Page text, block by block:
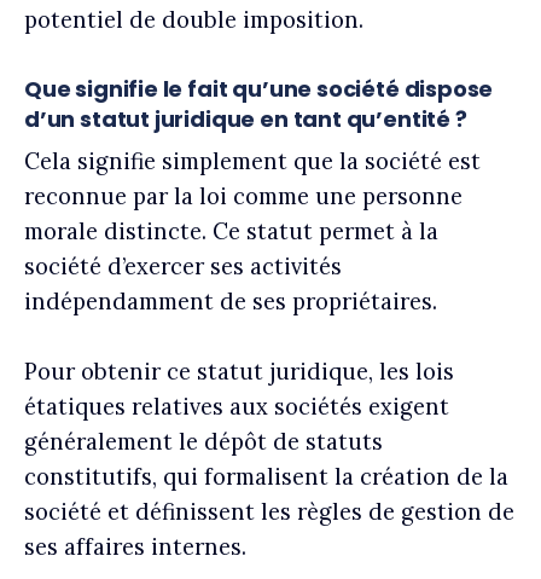
potentiel de double imposition.
Que signifie le fait qu’une société dispose
d’un statut juridique en tant qu’entité ?
Cela signifie simplement que la société est
reconnue par la loi comme une personne
morale distincte. Ce statut permet à la
société d’exercer ses activités
indépendamment de ses propriétaires.
Pour obtenir ce statut juridique, les lois
étatiques relatives aux sociétés exigent
généralement le dépôt de statuts
constitutifs, qui formalisent la création de la
société et définissent les règles de gestion de
ses affaires internes.